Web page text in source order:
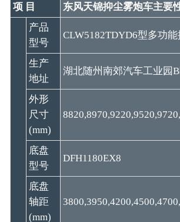
项 目 东风天锦抑尘雾炮车主要
产品
型号
CLW5182TDYD6型多功
生产
地址
湖北随州南郊汽车工业园
外形
尺寸
(mm)
底盘
型号
DFH1180EX8
底盘
轴距
(mm)